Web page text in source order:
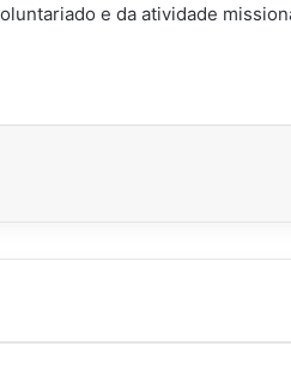
e da atividade